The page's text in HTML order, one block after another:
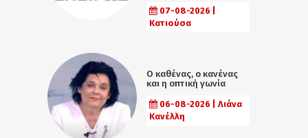
07-08-2026 |
Κατιούσα
Ο καθένας, ο κανένας
και η οπτική γωνία
06-08-2026 | Λιάνα
Κανέλλη